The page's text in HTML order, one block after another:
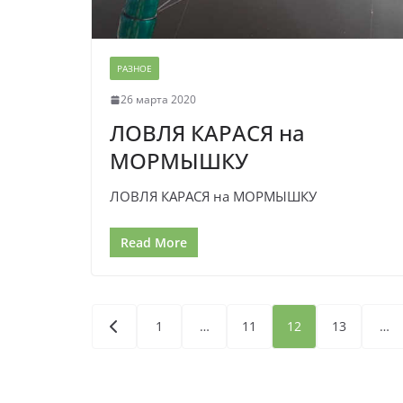
РАЗНОЕ
26 марта 2020
ЛОВЛЯ КАРАСЯ на
МОРМЫШКУ
ЛОВЛЯ КАРАСЯ на МОРМЫШКУ
Read More
Пагинация
1 … 11 12 13 …